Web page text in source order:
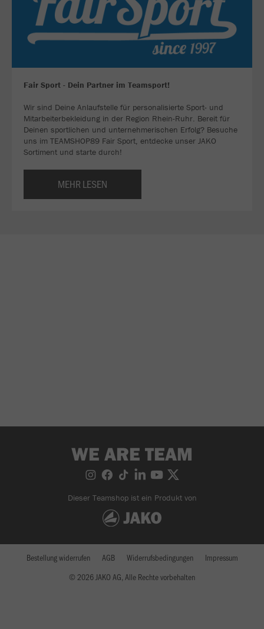
Fair Sport - Dein Partner im Teamsport!
Wir sind Deine Anlaufstelle für personalisierte Sport- und
Mitarbeiterbekleidung in der Region Rhein-Ruhr. Bereit für
Deinen sportlichen und unternehmerischen Erfolg? Besuche
uns im TEAMSHOP89 Fair Sport, entdecke unser JAKO
Sortiment und starte durch!
MEHR LESEN
WE ARE TEAM
Dieser Teamshop ist ein Produkt von
© 2026 JAKO AG, Alle Rechte vorbehalten
Bestellung widerrufen AGB Widerrufsbedingungen Impressum